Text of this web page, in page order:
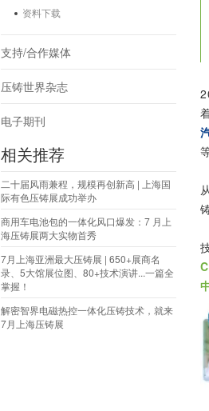
资料下载
支持/合作媒体
压铸世界杂志
电子期刊
相关推荐
二十届风雨兼程，规模再创新高 | 上海国
际有色压铸展成功举办
商用车电池包的一体化风口爆发：7 月上
海压铸展两大实物首秀
7月上海亚洲最大压铸展 | 650+展商名
录、5大馆展位图、80+技术演讲...一篇全
掌握！
解密智界电磁热控一体化压铸技术，就来
7月上海压铸展